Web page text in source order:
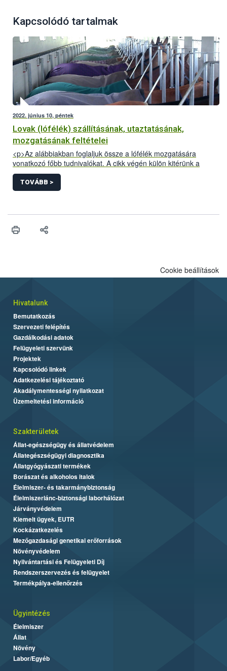
Kapcsolódó tartalmak
2022. június 10, péntek
Lovak (lófélék) szállításának, utaztatásának,
mozgatásának feltételei
<p>Az alábbiakban foglaljuk össze a lófélék mozgatására
vonatkozó főbb tudnivalókat. A cikk végén külön kitérünk a
Kárpát-medencei lovas túrákkal kapcsolatos információkra.</p>
TOVÁBB >
Cookie beállítások
Hivatalunk
Bemutatkozás
Szervezeti felépítés
Gazdálkodási adatok
Felügyeleti szervünk
Projektek
Kapcsolódó linkek
Adatkezelési tájékoztató
Akadálymentességi nyilatkozat
Üzemeltetési információ
Szakterületek
Állat-egészségügy és állatvédelem
Állategészségügyi diagnosztika
Állatgyógyászati termékek
Borászat és alkoholos italok
Élelmiszer- és takarmánybiztonság
Élelmiszerlánc-biztonsági laborhálózat
Járványvédelem
Kiemelt ügyek, EUTR
Kockázatkezelés
Mezőgazdasági genetikai erőforrások
Növényvédelem
Nyilvántartási és Felügyeleti Díj
Rendszerszervezés és felügyelet
Termékpálya-ellenőrzés
Ügyintézés
Élelmiszer
Állat
Növény
Labor/Egyéb